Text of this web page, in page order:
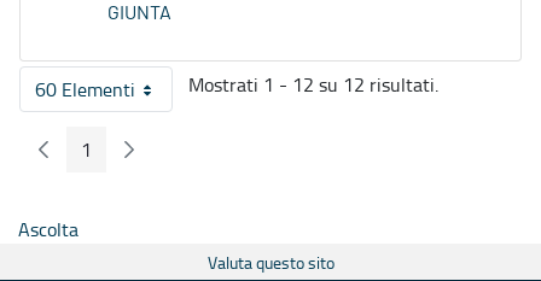
GIUNTA
60 ElementiPer pagina
Mostrati 1 - 12 su 12 risultati.
Pagina Precedente
Pagina
1 Pagina Seguente
Ascolta
Valuta questo sito